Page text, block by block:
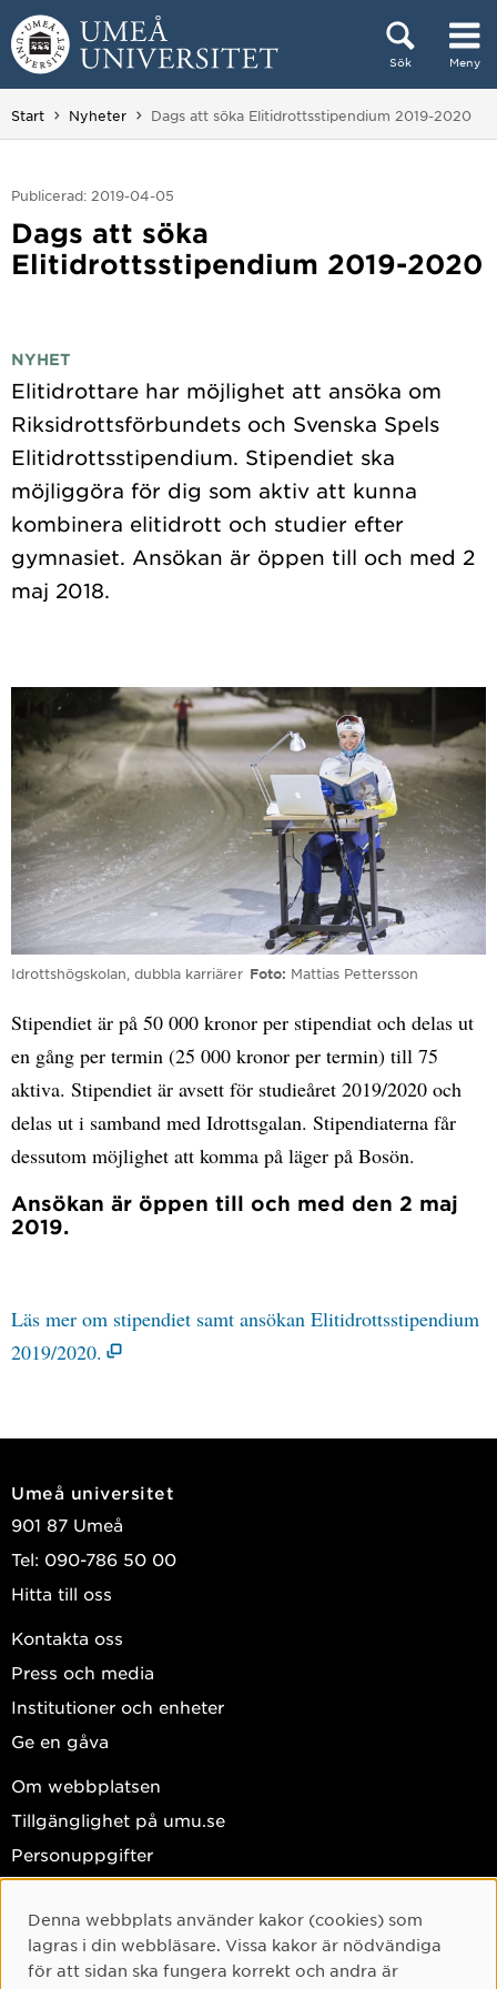
Hoppa direkt till innehållet
Sök Meny
Huvudmenyn dold.
Start Nyheter Du är här:
Dags att söka Elitidrottsstipendium 2019-2020
Publicerad: 2019-04-05
Dags att söka
Elitidrottsstipendium 2019-2020
NYHET
Elitidrottare har möjlighet att ansöka om
Riksidrottsförbundets och Svenska Spels
Elitidrottsstipendium. Stipendiet ska
möjliggöra för dig som aktiv att kunna
kombinera elitidrott och studier efter
gymnasiet. Ansökan är öppen till och med 2
Idrottshögskolan, dubbla karriärer Foto Mattias Pettersson
Stipendiet är på 50 000 kronor per stipendiat och delas ut
en gång per termin (25 000 kronor per termin) till 75
aktiva. Stipendiet är avsett för studieåret 2019/2020 och
delas ut i samband med Idrottsgalan. Stipendiaterna får
dessutom möjlighet att komma på läger på Bosön.
Ansökan är öppen till och med den 2 maj
2019.
Läs mer om stipendiet samt ansökan Elitidrottsstipendium
2019/2020.
Umeå universitet
901 87 Umeå
Tel: 090-786 50 00
Hitta till oss
Kontakta oss
Press och media
Institutioner och enheter
Ge en gåva
Om webbplatsen
Tillgänglighet på umu.se
Personuppgifter
Facebook
Instagram
Cookie-samtycke
Denna webbplats använder kakor (cookies) som
lagras i din webbläsare. Vissa kakor är nödvändiga
för att sidan ska fungera korrekt och andra är